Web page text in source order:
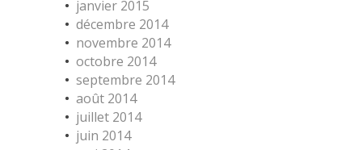
janvier 2015
décembre 2014
novembre 2014
octobre 2014
septembre 2014
août 2014
juillet 2014
juin 2014